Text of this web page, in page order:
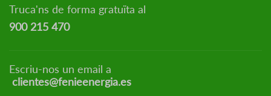
Truca'ns de forma gratuïta al
900 215 470
Escriu-nos un email a
clientes@fenieenergia.es